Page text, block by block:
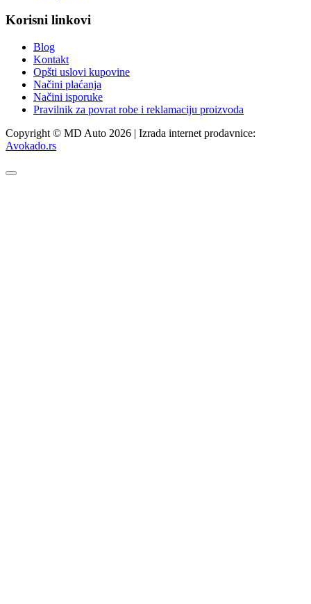
Korisni linkovi
Blog
Kontakt
Opšti uslovi kupovine
Načini plaćanja
Načini isporuke
Pravilnik za povrat robe i reklamaciju proizvoda
Copyright © MD Auto 2026 | Izrada internet prodavnice:
Avokado.rs